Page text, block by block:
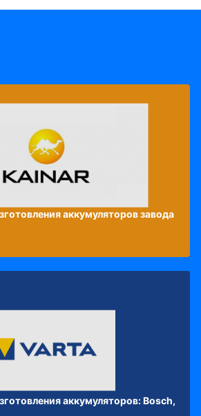
аккумуляторов завода
аккумуляторов: Bosch,